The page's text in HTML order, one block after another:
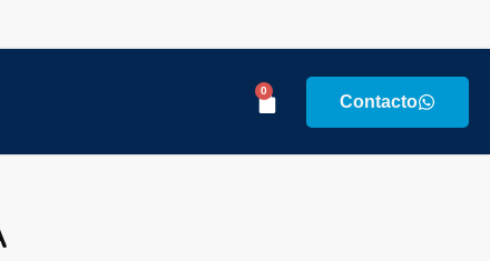
0
Contacto